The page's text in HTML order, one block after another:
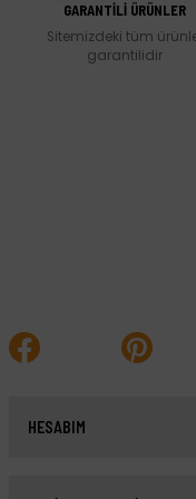
GARANTİLİ ÜRÜNLER
Sitemizdeki tüm
garantilidir
HESABIM